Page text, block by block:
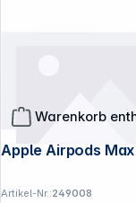
Warenkorb
Artikel-Nr.:249008
**EVP =
Alle Preise